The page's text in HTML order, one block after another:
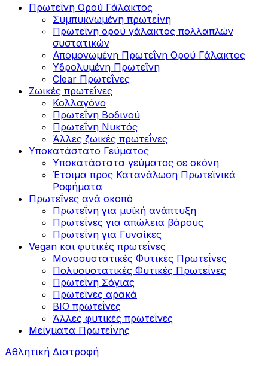
Πρωτεΐνη Ορού Γάλακτος
Συμπυκνωμένη πρωτεΐνη
Πρωτεΐνη ορού γάλακτος πολλαπλών
συστατικών
Απομονωμένη Πρωτεΐνη Ορού Γάλακτος
Υδρολυμένη Πρωτεΐνη
Clear Πρωτεΐνες
Ζωικές πρωτεΐνες
Κολλαγόνο
Πρωτεΐνη Βοδινού
Πρωτεΐνη Νυκτός
Άλλες ζωικές πρωτεΐνες
Υποκατάστατο Γεύματος
Υποκατάστατα γεύματος σε σκόνη
Έτοιμα προς Κατανάλωση Πρωτεϊνικά
Ροφήματα
Πρωτεΐνες ανά σκοπό
Πρωτεΐνη για μυϊκή ανάπτυξη
Πρωτεΐνες για απώλεια βάρους
Πρωτεΐνη για Γυναίκες
Vegan και φυτικές πρωτεΐνες
Μονοσυστατικές Φυτικές Πρωτεΐνες
Πολυσυστατικές Φυτικές Πρωτεΐνες
Πρωτεΐνη Σόγιας
Πρωτεΐνες αρακά
ΒIO πρωτεΐνες
Άλλες φυτικές πρωτεΐνες
Μείγματα Πρωτεΐνης
Αθλητική Διατροφή